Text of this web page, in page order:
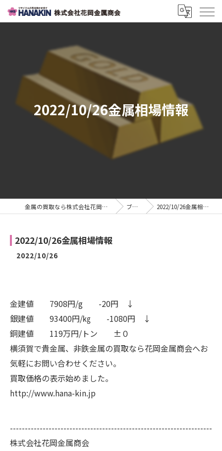
2022/10/26金属相場情報
金属の買取なら株式会社花岡金属商会 ブログ 2022/10/26金属相場情報
2022/10/26金属相場情報
2022/10/26
金建値 7908円/g -20円 ↓
銀建値 93400円/㎏ -1080円 ↓
銅建値 119万円/トン ±０
横須賀で貴金属、非鉄金属の買取なら花岡金属商会へお
気軽にお問い合わせください。
買取価格の表示始めました。
http://www.hana-kin.jp
--------------------------------------------------------------------
株式会社花岡金属商会